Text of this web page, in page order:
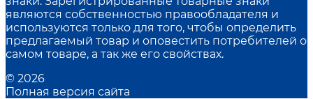
являются собственностью правообладателя и
используются только для того, чтобы определить
предлагаемый товар и оповестить потребителей о
самом товаре, а так же его свойствах.
© 2026
Полная версия сайта